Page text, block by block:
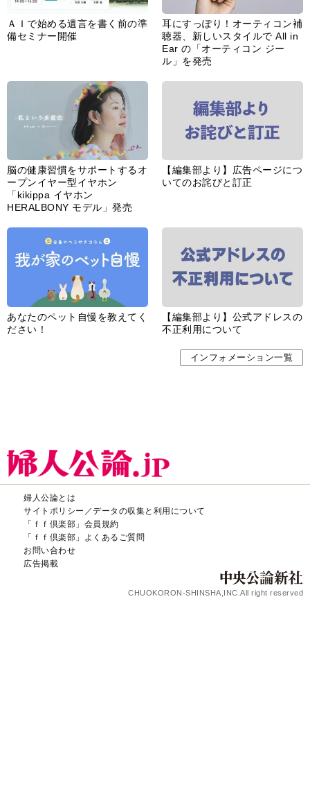
ＡＩで始める遺言を書く前の準
備セミナー開催
耳にすっぽり！オーティコン補
聴器、新しいスタイルで All in
Ear の「オーティコン ジー
ル」を発売
脳の健康習慣をサポートするオ
ープンイヤー型イヤホン
「kikippa イヤホン
HERALBONY モデル」発売
【編集部より】広告ページにつ
いてのお詫びと訂正
あなたのペット自慢を教えてく
ださい！
【編集部より】公式アドレスの
不正利用について
インフォメーション一覧
婦人公論とは
サイトポリシー／データの収集と利用について
「ｆｆ倶楽部」会員規約
「ｆｆ倶楽部」よくあるご質問
お問い合わせ
広告掲載
CHUOKORON-SHINSHA,INC.All right reserved